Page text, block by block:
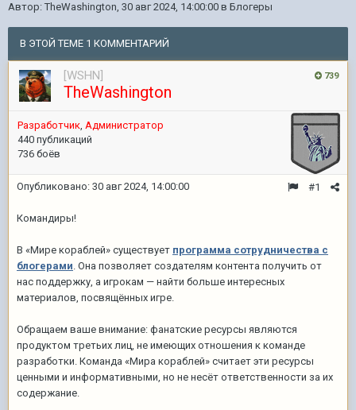
Автор: TheWashington, 30 авг 2024, 14:00:00 в Блогеры
В ЭТОЙ ТЕМЕ 1 КОММЕНТАРИЙ
739
[WSHN]
TheWashington
Pазработчик, Администратор
440 публикаций
736 боёв
#1
Опубликовано: 30 авг 2024, 14:00:00
Командиры!
В «Мире кораблей» существует программа сотрудничества с
блогерами. Она позволяет создателям контента получить от
нас поддержку, а игрокам — найти больше интересных
материалов, посвящённых игре.
Обращаем ваше внимание: фанатские ресурсы являются
продуктом третьих лиц, не имеющих отношения к команде
разработки. Команда «Мира кораблей» считает эти ресурсы
ценными и информативными, но не несёт ответственности за их
содержание.